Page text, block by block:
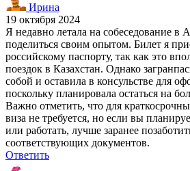
Ирина
19 октября 2024
Я недавно летала на собеседование в
поделиться своим опытом. Билет я
российскому паспорту, так как это
поездок в Казахстан. Однако
собой и оставила в консульстве для
поскольку планировала остаться на
Важно отметить, что для
виза не требуется, но если вы
или работать, лучше заранее
соответствующих документов.
Ответить